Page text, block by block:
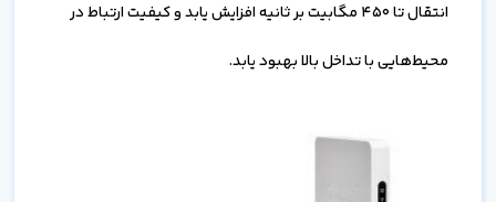
انتقال تا 450 مگابیت بر ثانیه افزایش یابد و کیفیت ارتباط در
محیط‌هایی با تداخل بالا بهبود یابد.